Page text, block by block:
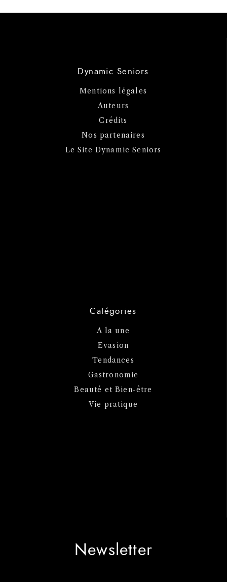
Dynamic Seniors
Mentions légales
Auteurs
Crédits
Nos partenaires
Le Site Dynamic Seniors
Catégories
A la une
Evasion
Tendances
Gastronomie
Beauté et Bien-être
Vie pratique
Newsletter